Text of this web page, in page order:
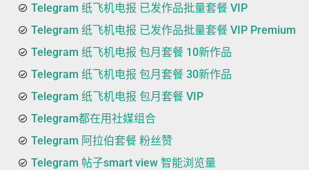
Telegram 纸飞机电报 已发作品批量套餐 VIP
Telegram 纸飞机电报 已发作品批量套餐 VIP Premium
Telegram 纸飞机电报 包月套餐 10新作品
Telegram 纸飞机电报 包月套餐 30新作品
Telegram 纸飞机电报 包月套餐 VIP
Telegram都在用社媒组合
Telegram 阿拉伯套餐 粉丝赞
Telegram 帖子smart view 智能浏览量